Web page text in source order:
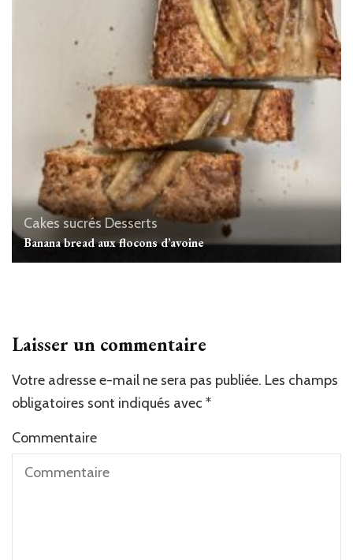
Cakes sucrés Desserts
Banana bread aux flocons d’avoine
Laisser un commentaire
Votre adresse e-mail ne sera pas publiée. Les champs
obligatoires sont indiqués avec *
Commentaire